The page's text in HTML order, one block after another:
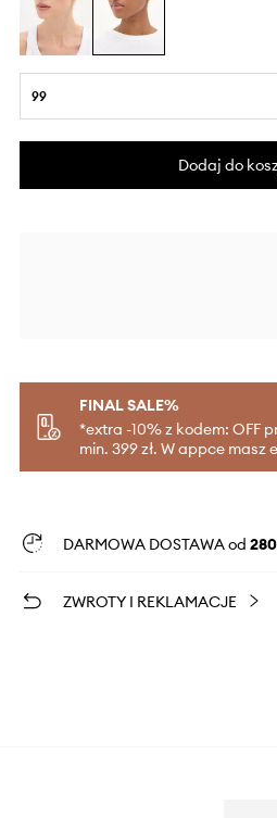
99
Dodaj do
FINAL SALE%
*extra -10% z kodem: OFF
min. 399 zł. W appce masz
DARMOWA DOSTAWA od
ZWROTY I REKLAMACJE